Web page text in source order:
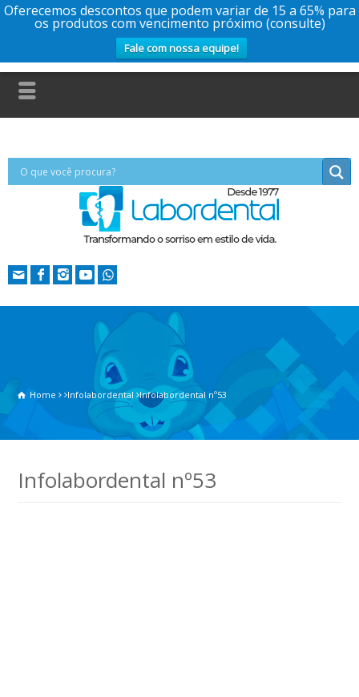
Oferecemos descontos que podem variar de 15 a 65% para
os produtos com vencimento próximo (consulte)
Fale com nossa equipe!
Home Infolabordental Infolabordental nº53
Infolabordental nº53